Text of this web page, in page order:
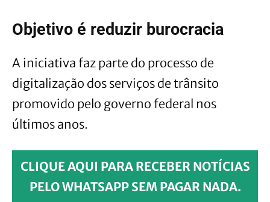
Objetivo é reduzir burocracia
A iniciativa faz parte do processo de
digitalização dos serviços de trânsito
promovido pelo governo federal nos
últimos anos.
CLIQUE AQUI PARA RECEBER NOTÍCIAS
PELO WHATSAPP SEM PAGAR NADA.